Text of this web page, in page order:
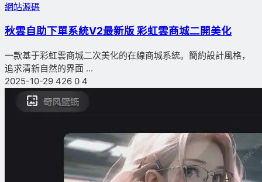
網站源碼
秋雲自助下單系統V2最新版 彩虹雲商城二開美化
一款基于彩虹雲商城二次美化的在線商城系統。簡約設計風格，
追求清新自然的界面 ...
2025-10-29 426 0 4